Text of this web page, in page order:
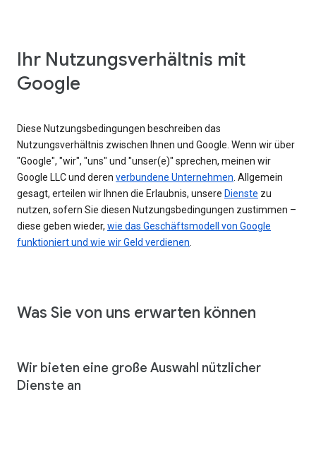
Ihr Nutzungsverhältnis mit
Google
Diese Nutzungsbedingungen beschreiben das
Nutzungsverhältnis zwischen Ihnen und Google. Wenn wir über
"Google", "wir", "uns" und "unser(e)" sprechen, meinen wir
Google LLC und deren verbundene Unternehmen . Allgemein
gesagt, erteilen wir Ihnen die Erlaubnis, unsere Dienste zu
nutzen, sofern Sie diesen Nutzungsbedingungen zustimmen –
diese geben wieder, wie das Geschäftsmodell von Google
funktioniert und wie wir Geld verdienen
Was Sie von uns erwarten können
Wir bieten eine große Auswahl nützlicher
Dienste an